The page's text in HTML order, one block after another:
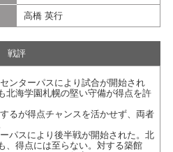
⾼橋 英⾏
戦評
ンターパスにより試合が開始され
北海学園札幌の堅い守備が得点を許
るが得点チャンスを活かせず、両者
パスにより後半戦が開始された。北
、得点には至らない。対する築館